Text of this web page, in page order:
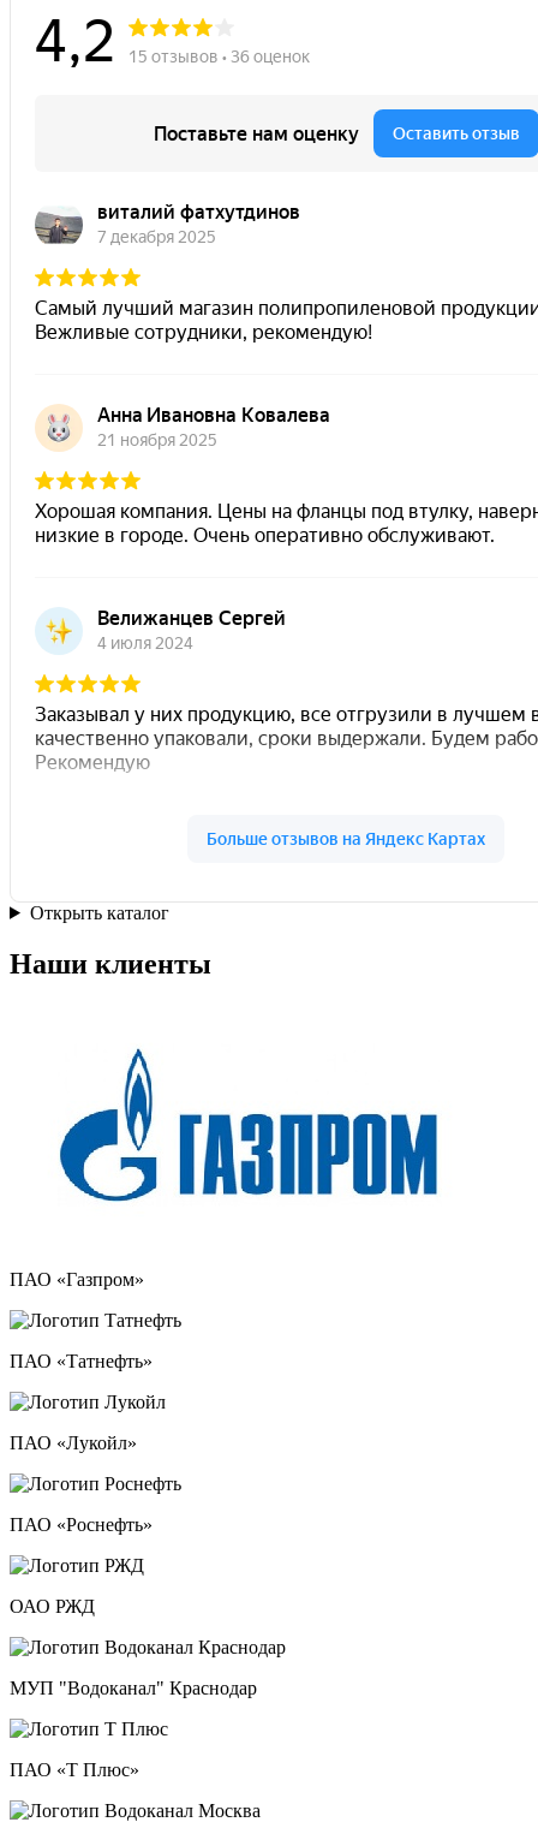
Открыть каталог
Наши клиенты
ПАО «Газпром»
ПАО «Татнефть»
ПАО «Лукойл»
ПАО «Роснефть»
ОАО РЖД
МУП "Водоканал" Краснодар
ПАО «Т Плюс»